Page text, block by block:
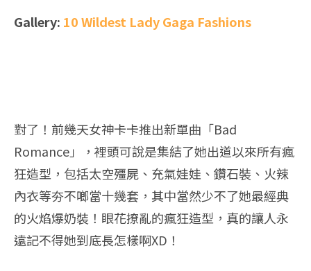
Gallery: 10 Wildest Lady Gaga Fashions
對了！前幾天女神卡卡推出新單曲「Bad
Romance」，裡頭可說是集結了她出道以來所有瘋
狂造型，包括太空殭屍、充氣娃娃、鑽石裝、火辣
內衣等夯不啷當十幾套，其中當然少不了她最經典
的火焰爆奶裝！眼花撩亂的瘋狂造型，真的讓人永
遠記不得她到底長怎樣啊XD！